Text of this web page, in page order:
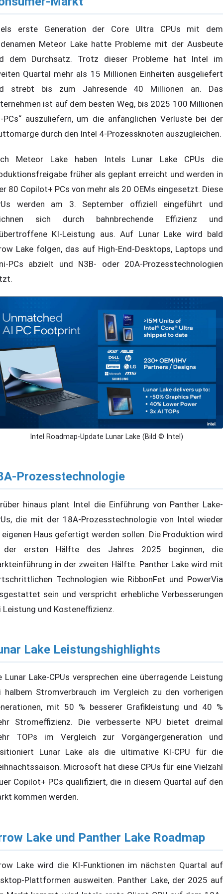
erste Generation der Core Ultra CPUs mit dem
Meteor Lake hatte Probleme mit der Ausbeute
dem Durchsatz. Trotz dieser Probleme hat Intel im
Quartal mehr als 15 Millionen Einheiten ausgeliefert
strebt bis zum Jahresende 40 Millionen an. Das
ist auf dem besten Weg, bis 2025 100 Millionen
PCs“ auszuliefern, um die anfänglichen Verluste bei der
durch den Intel 4-Prozessknoten auszugleichen.
Meteor Lake haben Intels Lunar Lake CPUs die
früher als geplant erreicht und werden in
80 Copilot+ PCs von mehr als 20 OEMs eingesetzt. Diese
werden am 3. September offiziell eingeführt und
sich durch bahnbrechende Effizienz und
KI-Leistung aus. Auf Lunar Lake wird bald
Lake folgen, das auf High-End-Desktops, Laptops und
PCs abzielt und N3B- oder 20A-Prozesstechnologien
Intel Roadmap-Update Lunar Lake (Bild © Intel)
Prozesstechnologie
hinaus plant Intel die Einführung von Panther Lake-
die mit der 18A-Prozesstechnologie von Intel wieder
Haus gefertigt werden sollen. Die Produktion wird
ersten Hälfte des Jahres 2025 beginnen, die
in der zweiten Hälfte. Panther Lake wird mit
Technologien wie RibbonFet und PowerVia
sein und verspricht erhebliche Verbesserungen
Leistung und Kosteneffizienz.
Lake Leistungshighlights
Lunar Lake-CPUs versprechen eine überragende Leistung
halbem Stromverbrauch im Vergleich zu den vorherigen
mit 50 % besserer Grafikleistung und 40 %
Stromeffizienz. Die verbesserte NPU bietet dreimal
TOPs im Vergleich zur Vorgängergeneration und
Lunar Lake als die ultimative KI-CPU für die
Microsoft hat diese CPUs für eine Vielzahl
Copilot+ PCs qualifiziert, die in diesem Quartal auf den
kommen werden.
Lake und Panther Lake Roadmap
Lake wird die KI-Funktionen im nächsten Quartal auf
Plattformen ausweiten. Panther Lake, der 2025 auf